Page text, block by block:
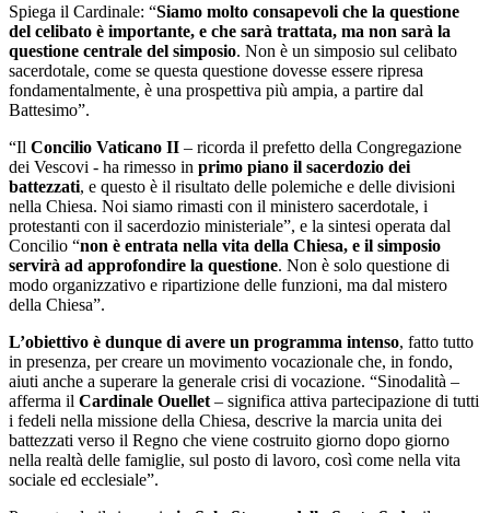
Spiega il Cardinale: “Siamo molto consapevoli che la questione
del celibato è importante, e che sarà trattata, ma non sarà la
questione centrale del simposio. Non è un simposio sul celibato
sacerdotale, come se questa questione dovesse essere ripresa
fondamentalmente, è una prospettiva più ampia, a partire dal
Battesimo”.
“Il Concilio Vaticano II – ricorda il prefetto della Congregazione
dei Vescovi - ha rimesso in primo piano il sacerdozio dei
battezzati, e questo è il risultato delle polemiche e delle divisioni
nella Chiesa. Noi siamo rimasti con il ministero sacerdotale, i
protestanti con il sacerdozio ministeriale”, e la sintesi operata dal
Concilio “non è entrata nella vita della Chiesa, e il simposio
servirà ad approfondire la questione. Non è solo questione di
modo organizzativo e ripartizione delle funzioni, ma dal mistero
della Chiesa”.
L’obiettivo è dunque di avere un programma intenso, fatto tutto
in presenza, per creare un movimento vocazionale che, in fondo,
aiuti anche a superare la generale crisi di vocazione. “Sinodalità –
afferma il Cardinale Ouellet – significa attiva partecipazione di tutti
i fedeli nella missione della Chiesa, descrive la marcia unita dei
battezzati verso il Regno che viene costruito giorno dopo giorno
nella realtà delle famiglie, sul posto di lavoro, così come nella vita
sociale ed ecclesiale”.